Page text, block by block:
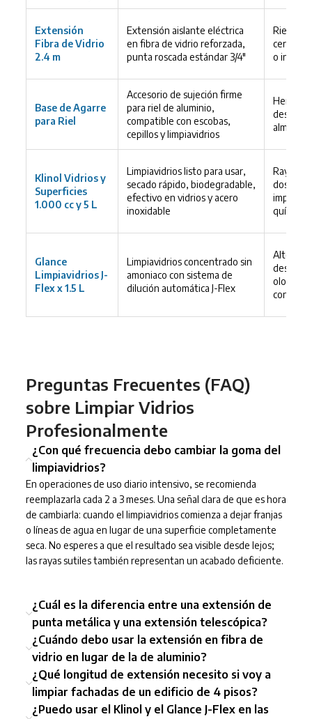
Extensión
Fibra de Vidrio
2.4 m
Extensión aislante eléctrica
en fibra de vidrio reforzada,
punta roscada estándar 3/4"
Riesgo
cerca de
o
Base de Agarre
para Riel
Accesorio de sujeción firme
para riel de aluminio,
compatible con escobas,
cepillos y limpiavidrios
Klinol Vidrios y
Superficies
1.000 cc y 5 L
Limpiavidrios listo para usar,
secado rápido, biodegradable,
efectivo en vidrios y acero
inoxidable
Rayas y
impacto
Glance
Limpiavidrios J-
Flex x 1.5 L
Limpiavidrios concentrado sin
amoniaco con sistema de
dilución automática J-Flex
Alto
olores
con
Preguntas Frecuentes (FAQ)
sobre Limpiar Vidrios
Profesionalmente
¿Con qué frecuencia debo cambiar la goma del
limpiavidrios?
En operaciones de uso diario intensivo, se recomienda
reemplazarla cada 2 a 3 meses. Una señal clara de que es hora
de cambiarla: cuando el limpiavidrios comienza a dejar franjas
o líneas de agua en lugar de una superficie completamente
seca. No esperes a que el resultado sea visible desde lejos;
las rayas sutiles también representan un acabado deficiente.
¿Cuál es la diferencia entre una extensión de
punta metálica y una extensión telescópica?
¿Cuándo debo usar la extensión en fibra de
vidrio en lugar de la de aluminio?
¿Qué longitud de extensión necesito si voy a
limpiar fachadas de un edificio de 4 pisos?
¿Puedo usar el Klinol y el Glance J-Flex en las